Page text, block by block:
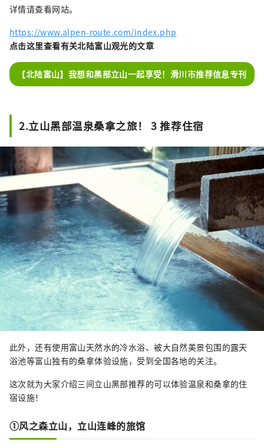
详情请查看网站。
https://www.alpen-route.com/index.php
点击这里查看有关北陆富山观光的文章
【北陆富山】我想和黑部立山一起享受！滑川市推荐信息专刊
2.立山黑部温泉桑拿之旅！ 3 推荐住宿
此外，还有使用富山天然水的冷水浴、被大自然美景包围的露天
浴池等富山独有的桑拿体验设施，受到全国各地的关注。
这次就为大家介绍三间立山黑部推荐的可以体验温泉和桑拿的住
宿设施！
①风之森立山，立山连峰的旅馆